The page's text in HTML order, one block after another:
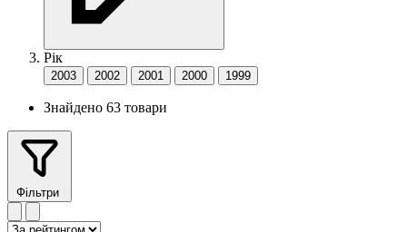
Рік
2003 2002 2001 2000 1999
Знайдено 63 товари
Фільтри